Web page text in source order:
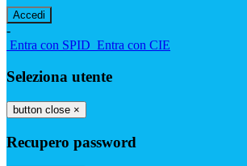
-
Entra con SPID Entra con CIE
Seleziona utente
button close ×
Recupero password